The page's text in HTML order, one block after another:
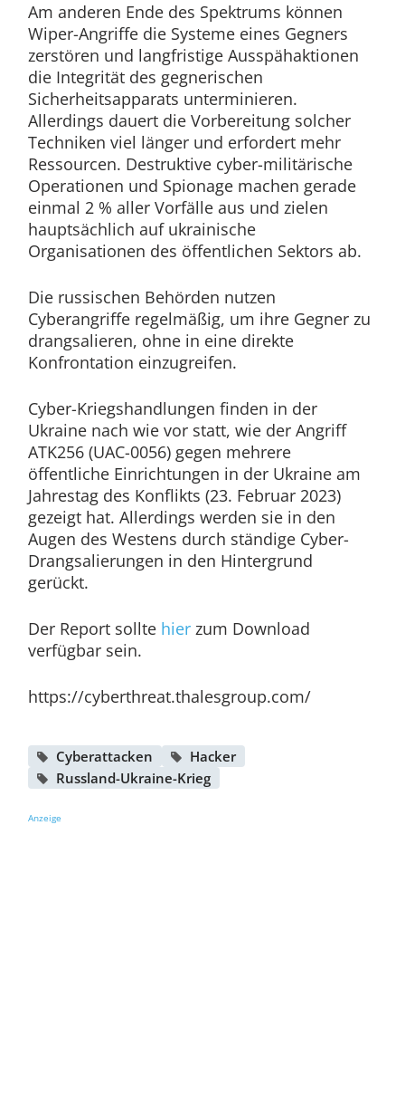
Am anderen Ende des Spektrums können
Wiper-Angriffe die Systeme eines Gegners
zerstören und langfristige Ausspähaktionen
die Integrität des gegnerischen
Sicherheitsapparats unterminieren.
Allerdings dauert die Vorbereitung solcher
Techniken viel länger und erfordert mehr
Ressourcen. Destruktive cyber-militärische
Operationen und Spionage machen gerade
einmal 2 % aller Vorfälle aus und zielen
hauptsächlich auf ukrainische
Organisationen des öffentlichen Sektors ab.
Die russischen Behörden nutzen
Cyberangriffe regelmäßig, um ihre Gegner zu
drangsalieren, ohne in eine direkte
Konfrontation einzugreifen.
Cyber-Kriegshandlungen finden in der
Ukraine nach wie vor statt, wie der Angriff
ATK256 (UAC-0056) gegen mehrere
öffentliche Einrichtungen in der Ukraine am
Jahrestag des Konflikts (23. Februar 2023)
gezeigt hat. Allerdings werden sie in den
Augen des Westens durch ständige Cyber-
Drangsalierungen in den Hintergrund
gerückt.
Der Report sollte hierzum Download
verfügbar sein.
https://cyberthreat.thalesgroup.com/
Cyberattacken
Hacker
Russland-Ukraine-Krieg
Anzeige